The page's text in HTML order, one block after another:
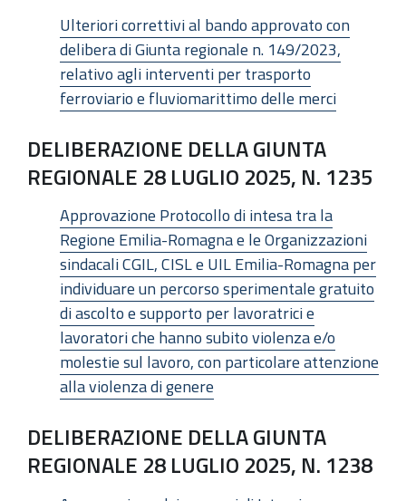
Ulteriori correttivi al bando approvato con
delibera di Giunta regionale n. 149/2023,
relativo agli interventi per trasporto
ferroviario e fluviomarittimo delle merci
DELIBERAZIONE DELLA GIUNTA
REGIONALE 28 LUGLIO 2025, N. 1235
Approvazione Protocollo di intesa tra la
Regione Emilia-Romagna e le Organizzazioni
sindacali CGIL, CISL e UIL Emilia-Romagna per
individuare un percorso sperimentale gratuito
di ascolto e supporto per lavoratrici e
lavoratori che hanno subito violenza e/o
molestie sul lavoro, con particolare attenzione
alla violenza di genere
DELIBERAZIONE DELLA GIUNTA
REGIONALE 28 LUGLIO 2025, N. 1238